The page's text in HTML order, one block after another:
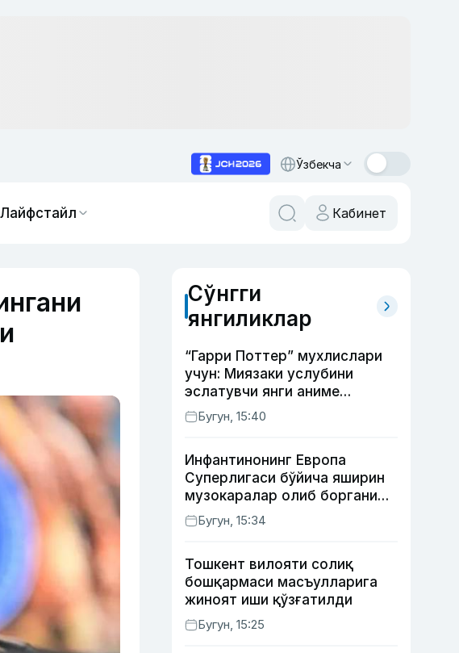
Ўзбекча
Лайфстайл Кабинет
Сўнгги
янгиликлар
“Гарри Поттер” мухлислари
учун: Миязаки услубини
эслатувчи янги аниме
томошабинлар эътиборини
қозонмоқда
Бугун, 15:40
Инфантинонинг Европа
Суперлигаси бўйича яширин
музокаралар олиб боргани
фош бўлди
Бугун, 15:34
Тошкент вилояти солиқ
бошқармаси масъулларига
жиноят иши қўзғатилди
Бугун, 15:25